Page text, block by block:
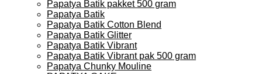
Papatya Batik pakket 500 gram
Papatya Batik
Papatya Batik Cotton Blend
Papatya Batik Glitter
Papatya Batik Vibrant
Papatya Batik Vibrant pak 500 gram
Papatya Chunky Mouline